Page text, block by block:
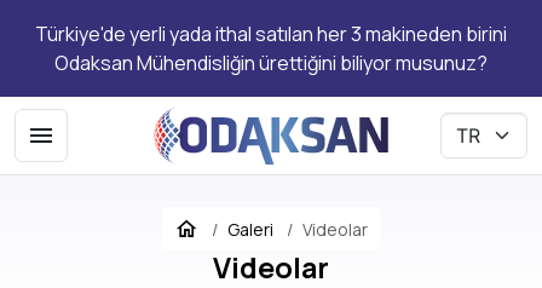
Türkiye'de yerli yada ithal satılan her 3 makineden birini
Odaksan Mühendisliğin ürettiğini biliyor musunuz?
Galeri Videolar
Videolar